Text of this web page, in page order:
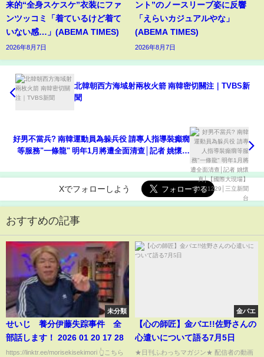
来的“全身スケスケ”衣装にファ
ンツッコミ「着ているけど着て
いない感…」(ABEMA TIMES)
2026年8月7日
ント”のノースリーブ姿に反響
「えらいカジュアルやな」
(ABEMA TIMES)
2026年8月7日
北韓朝西方海域射兩枚火箭 南韓密切關注｜TVBS新
聞
好男不當兵? 南韓運動員為躲兵役 請專人指導裝癲癇
等服務"一條龍" 明年1月將遭全面清查│記者 姚懷真
Xでフォローしよう
おすすめの記事
未分類
せいじ 養分伊藤失踪事件 全
部話します！ 2026 01 20 17 28
https://linktr.ee/morisekisekimori 👆こちら
金バエ
【心の師匠】金バエ!!佐野さんの
心遣いについて語る7月5日
★日刊ふわっちマガジン★ 配信者の動画